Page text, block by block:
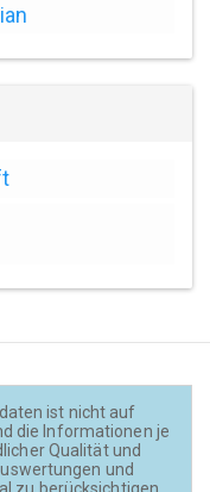
ist nicht auf
die Informationen je
Qualität und
und